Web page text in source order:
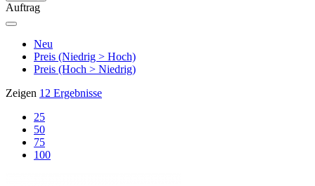
Auftrag
Neu
Preis (Niedrig > Hoch)
Preis (Hoch > Niedrig)
Zeigen 12 Ergebnisse
25
50
75
100